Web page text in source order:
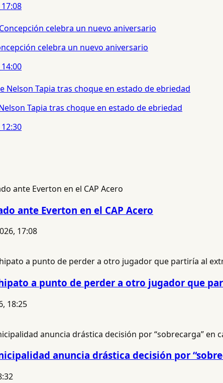
celebra un nuevo aniversario
Tapia tras choque en estado de ebriedad
ante Everton en el CAP Acero
17:08
a punto de perder a otro jugador que
18:25
anuncia drástica decisión por